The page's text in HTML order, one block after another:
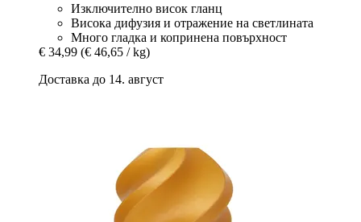
Изключително висок гланц
Висока дифузия и отражение на светлината
Много гладка и копринена повърхност
€ 34,99 (€ 46,65 / kg)
Доставка до 14. август